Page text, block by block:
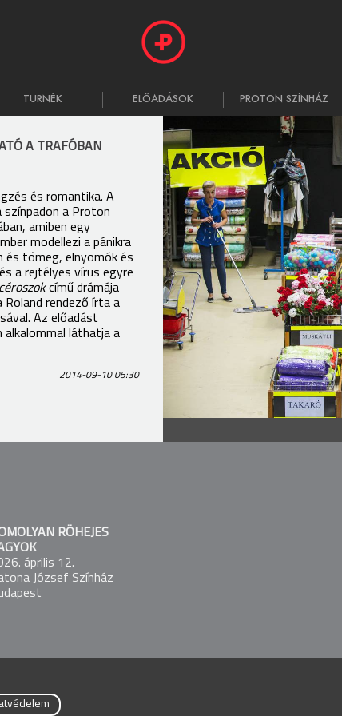
TURNÉK ELŐADÁSOK PROTON SZÍNHÁZ
A TRAFÓBAN
és romantika. A
színpadon a Proton
amiben egy
modellezi a pánikra
és tömeg, elnyomók és
a rejtélyes vírus egyre
című drámája
rendező írta a
Az előadást
láthatja a
2014-09-10 05:30
RÖHEJES
április 12.
József Színház